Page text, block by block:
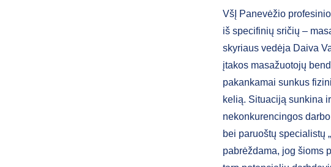
VšĮ Panevėžio
iš specifinių sričių –
skyriaus vedėja Daiva
įtakos masažuotojų
pakankamai sunkus
kelią. Situaciją sunkina
nekonkurencingos
bei paruoštų specialistų
pabrėždama, jog šioms